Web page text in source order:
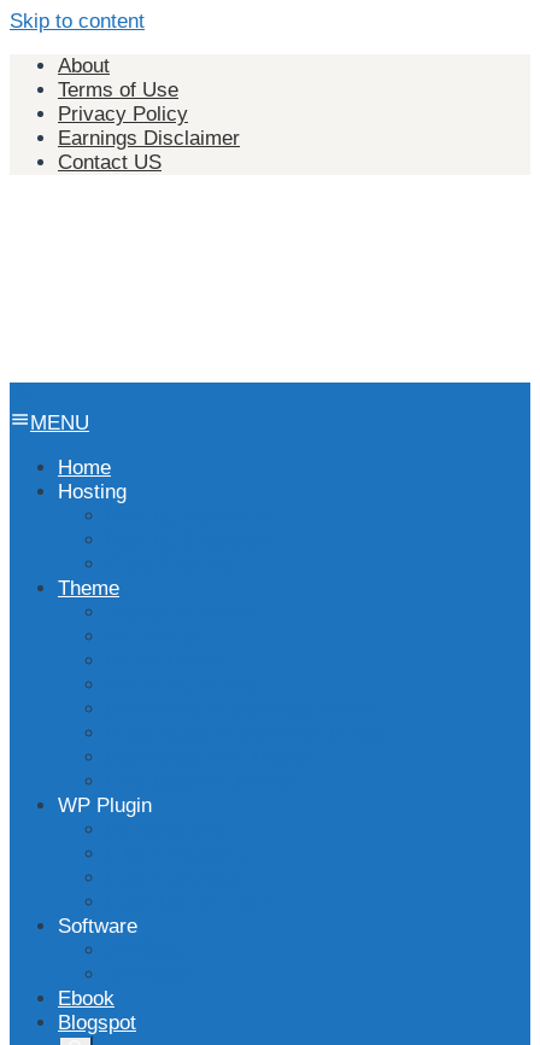
Skip to content
About
Terms of Use
Privacy Policy
Earnings Disclaimer
Contact US
MENU
Home
Hosting
Theme
WP Plugin
Software
Ebook
Blogspot